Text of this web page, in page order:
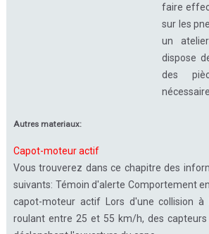
faire
sur les
un
dispose
des
Autres materiaux:
Capot-moteur actif
Vous trouverez dans ce chapitre des
suivants: Témoin d'alerte Comportement
capot-moteur actif Lors d'une collision à
roulant entre 25 et 55 km/h, des